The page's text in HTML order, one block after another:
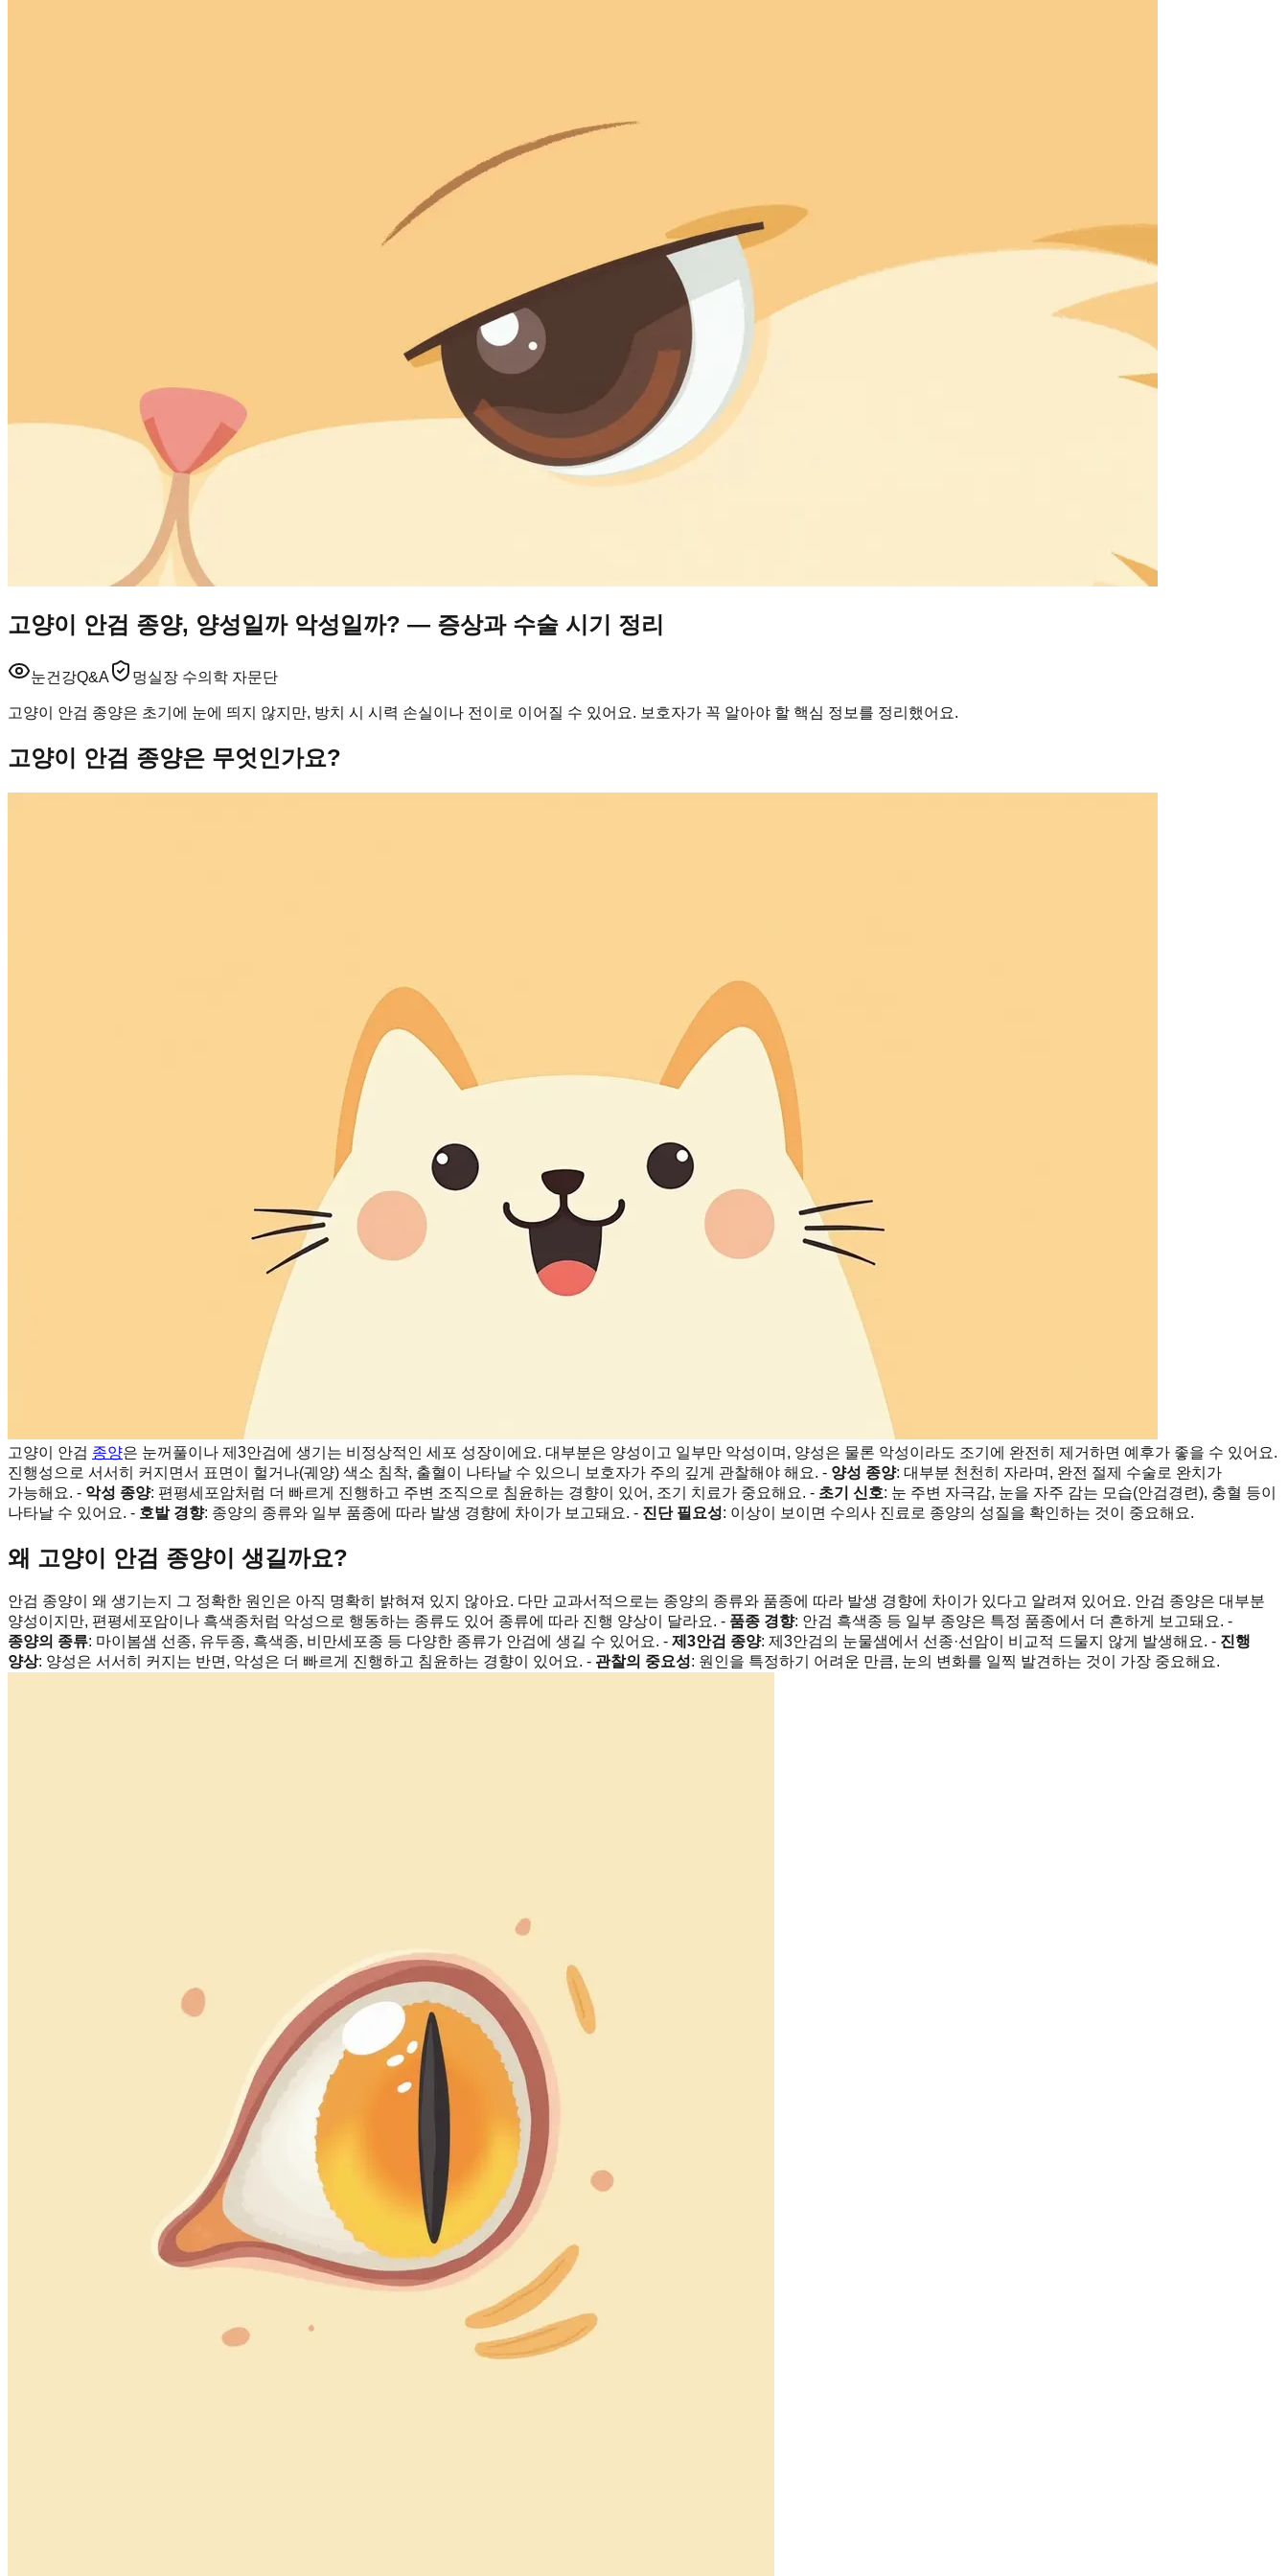
고양이 안검 종양, 양성일까 악성일까? — 증상과 수술 시기 정리
눈건강Q&A 멍실장 수의학 자문단
고양이 안검 종양은 초기에 눈에 띄지 않지만, 방치 시 시력 손실이나 전이로 이어질 수 있어요. 보호자가 꼭 알아야 할 핵심 정보를 정리했어요.
고양이 안검 종양은 무엇인가요?
고양이 안검 종양은 눈꺼풀이나 제3안검에 생기는 비정상적인 세포 성장이에요. 대부분은 양성이고 일부만 악성이며, 양성은 물론 악성이라도 조기에 완전히 제거하면 예후가 좋을 수 있어요.
진행성으로 서서히 커지면서 표면이 헐거나(궤양) 색소 침착, 출혈이 나타날 수 있으니 보호자가 주의 깊게 관찰해야 해요. - 양성 종양: 대부분 천천히 자라며, 완전 절제 수술로 완치가
가능해요. - 악성 종양: 편평세포암처럼 더 빠르게 진행하고 주변 조직으로 침윤하는 경향이 있어, 조기 치료가 중요해요. - 초기 신호: 눈 주변 자극감, 눈을 자주 감는 모습(안검경련), 충혈 등이
나타날 수 있어요. - 호발 경향: 종양의 종류와 일부 품종에 따라 발생 경향에 차이가 보고돼요. - 진단 필요성: 이상이 보이면 수의사 진료로 종양의 성질을 확인하는 것이 중요해요.
왜 고양이 안검 종양이 생길까요?
안검 종양이 왜 생기는지 그 정확한 원인은 아직 명확히 밝혀져 있지 않아요. 다만 교과서적으로는 종양의 종류와 품종에 따라 발생 경향에 차이가 있다고 알려져 있어요. 안검 종양은 대부분
양성이지만, 편평세포암이나 흑색종처럼 악성으로 행동하는 종류도 있어 종류에 따라 진행 양상이 달라요. - 품종 경향: 안검 흑색종 등 일부 종양은 특정 품종에서 더 흔하게 보고돼요. -
종양의 종류: 마이봄샘 선종, 유두종, 흑색종, 비만세포종 등 다양한 종류가 안검에 생길 수 있어요. - 제3안검 종양: 제3안검의 눈물샘에서 선종·선암이 비교적 드물지 않게 발생해요. - 진행
양상: 양성은 서서히 커지는 반면, 악성은 더 빠르게 진행하고 침윤하는 경향이 있어요. - 관찰의 중요성: 원인을 특정하기 어려운 만큼, 눈의 변화를 일찍 발견하는 것이 가장 중요해요.